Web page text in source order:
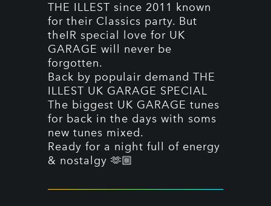
THE ILLEST since 2011 known
for their Classics party. But
theIR special love for UK
GARAGE will never be
forgotten.
Back by populair demand THE
ILLEST UK GARAGE SPECIAL
The biggest UK GARAGE tunes
for back in the days with soms
new tunes mixed.
Ready for a night full of energy
& nostalgy 🫶🏼